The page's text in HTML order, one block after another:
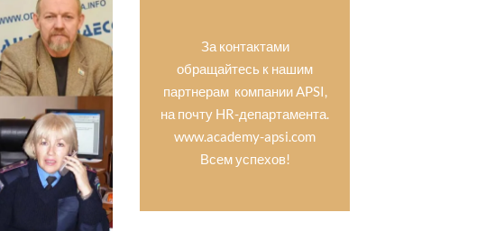
За контактами
обращайтесь к нашим
партнерам компании APSI,
на почту HR-департамента.
www.academy-apsi.com
Всем успехов!